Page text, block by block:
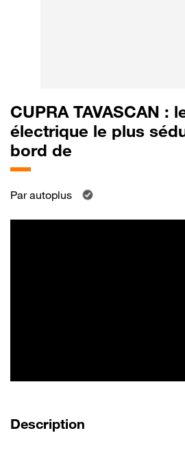
CUPRA TAVASCAN :
électrique le plus
bord de
Parautoplus
Description